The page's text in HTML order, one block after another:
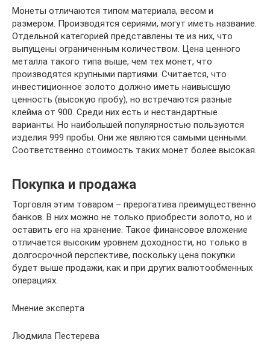
Монеты отличаются типом материала, весом и
размером. Производятся сериями, могут иметь название.
Отдельной категорией представлены те из них, что
выпущены ограниченным количеством. Цена ценного
металла такого типа выше, чем тех монет, что
производятся крупными партиями. Считается, что
инвестиционное золото должно иметь наивысшую
ценность (высокую пробу), но встречаются разные
клейма от 900. Среди них есть и нестандартные
варианты. Но наибольшей популярностью пользуются
изделия 999 пробы. Они же являются самыми ценными.
Соответственно стоимость таких монет более высокая.
Покупка и продажа
Торговля этим товаром – прерогатива преимущественно
банков. В них можно не только приобрести золото, но и
оставить его на хранение. Такое финансовое вложение
отличается высоким уровнем доходности, но только в
долгосрочной перспективе, поскольку цена покупки
будет выше продажи, как и при других валютообменных
операциях.
Мнение эксперта
Людмила Пестерева